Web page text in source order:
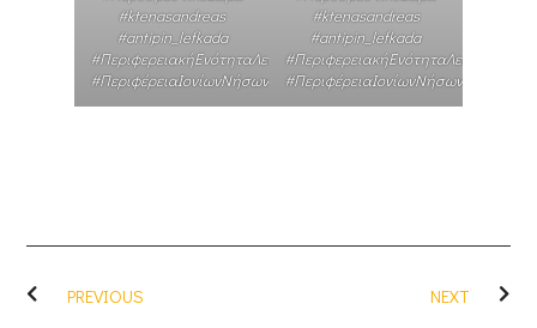
#ktenasandreas
#antipin_lefkada
#ΠεριφερειακήΕνότηταΛευκάδας
#ΠεριφέρειαΙονίωνΝήσων
#ktenasandreas
#antipin_lefkada
#ΠεριφερειακήΕνότηταΛευκάδας
#ΠεριφέρειαΙονίωνΝήσων
PREVIOUS NEXT